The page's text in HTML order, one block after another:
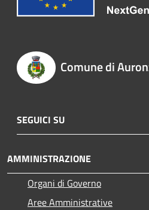
Comune di
SEGUICI SU
AMMINISTRAZIONE
Organi di Governo
Aree Amministrative